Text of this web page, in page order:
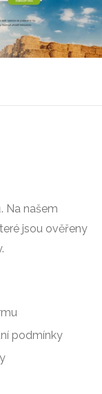
Na našem
jsou ověřeny
podmínky